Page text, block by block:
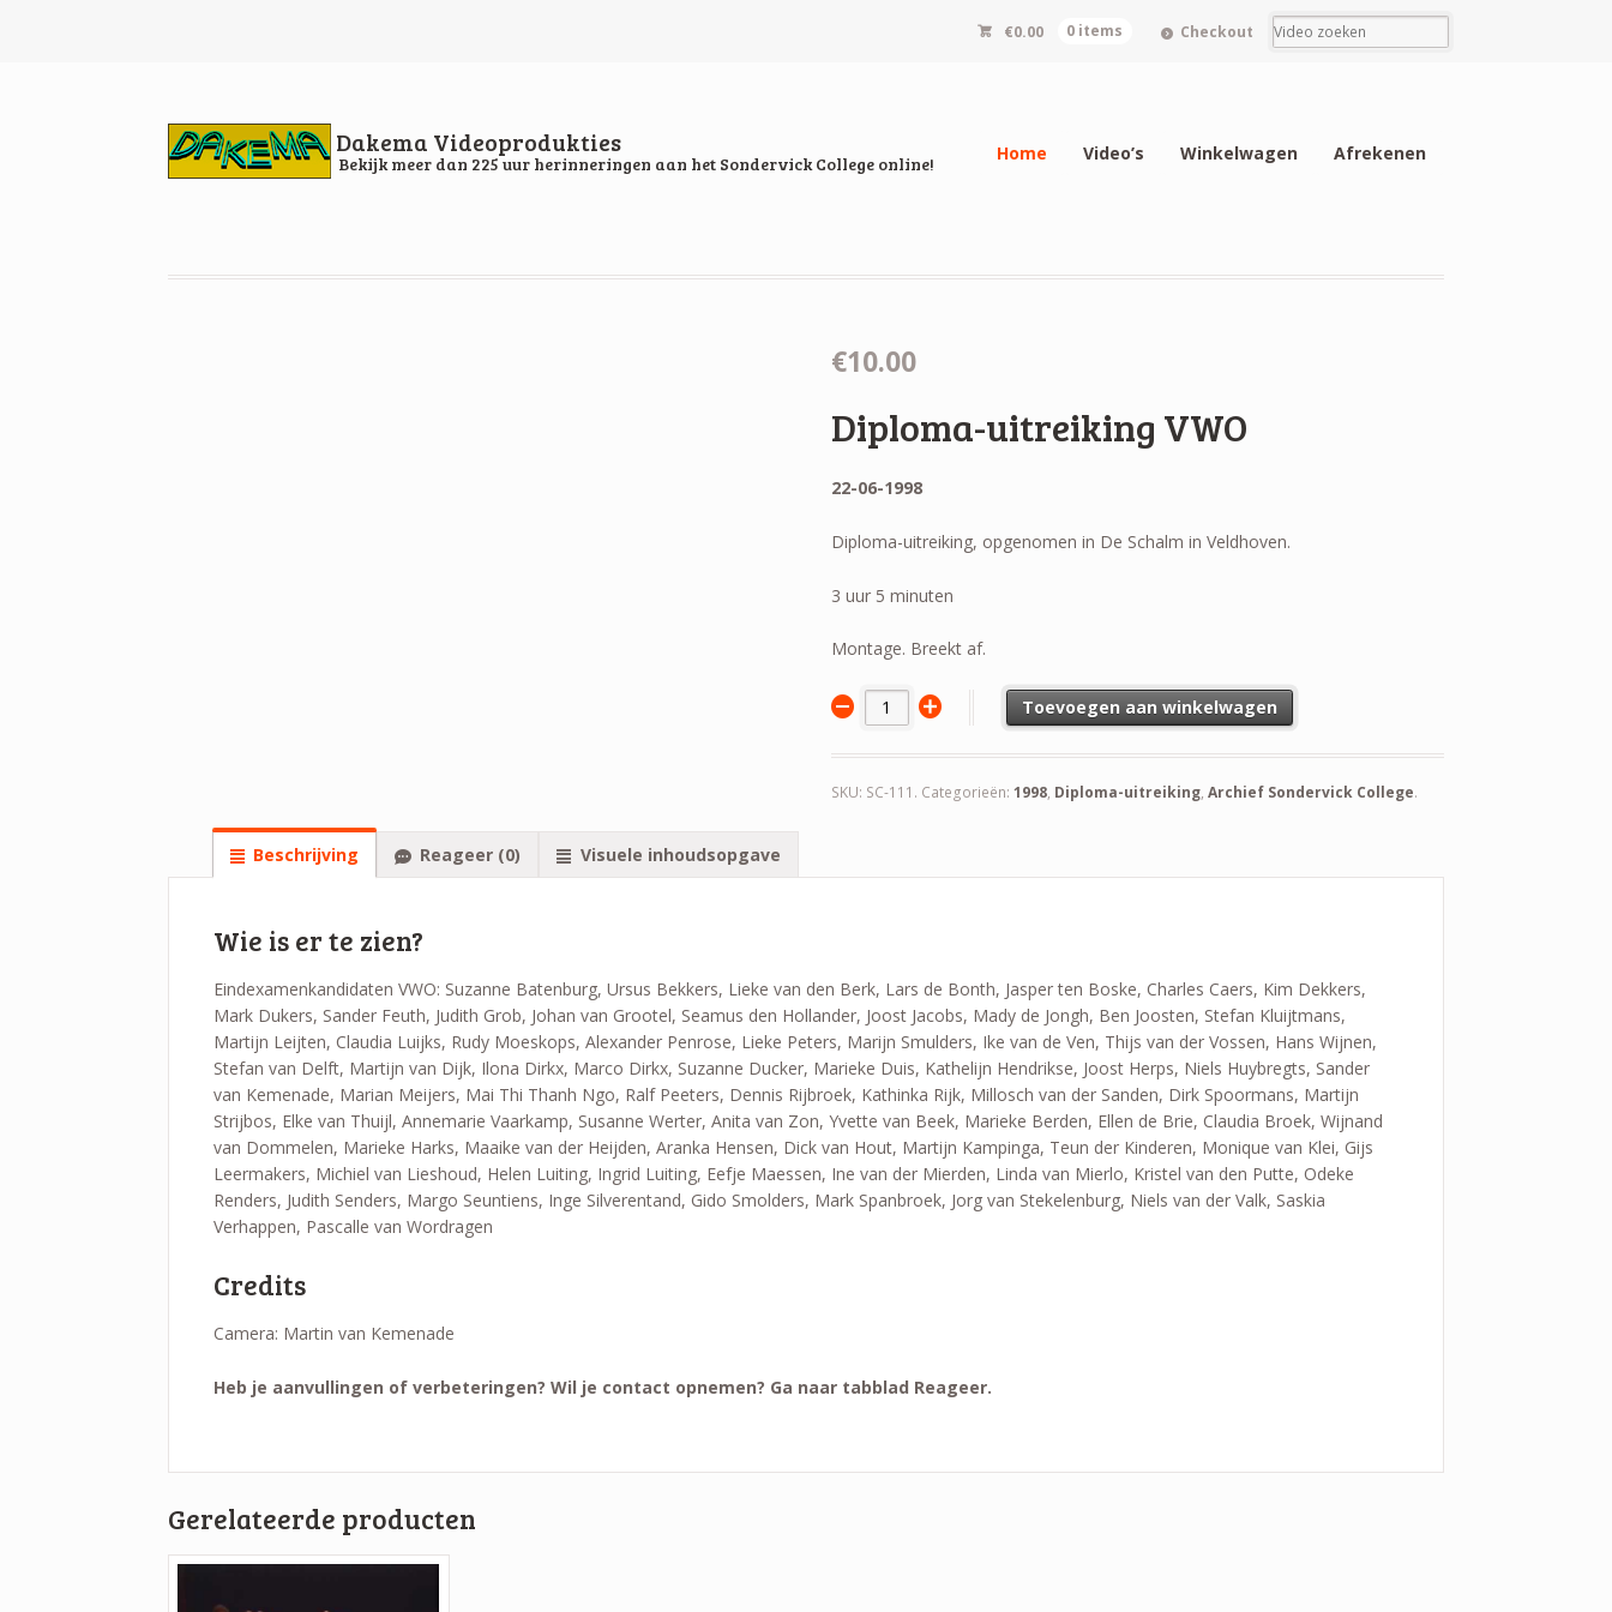
€0.00 0 items Checkout
Home Video’s Winkelwagen Afrekenen
Dakema Videoprodukties
Bekijk meer dan 225 uur herinneringen aan het Sondervick College online!
€10.00
Diploma-uitreiking VWO
22-06-1998
Diploma-uitreiking, opgenomen in De Schalm in Veldhoven.
3 uur 5 minuten
Montage. Breekt af.
Toevoegen aan winkelwagen
SKU: SC-111 . Categorieën:1998, Diploma-uitreiking,Archief Sondervick College.
Beschrijving Reageer (0) Visuele inhoudsopgave
Wie is er te zien?
Eindexamenkandidaten VWO: Suzanne Batenburg, Ursus Bekkers, Lieke van den Berk, Lars de Bonth, Jasper ten Boske, Charles Caers, Kim Dekkers,
Mark Dukers, Sander Feuth, Judith Grob, Johan van Grootel, Seamus den Hollander, Joost Jacobs, Mady de Jongh, Ben Joosten, Stefan Kluijtmans,
Martijn Leijten, Claudia Luijks, Rudy Moeskops, Alexander Penrose, Lieke Peters, Marijn Smulders, Ike van de Ven, Thijs van der Vossen, Hans Wijnen,
Stefan van Delft, Martijn van Dijk, Ilona Dirkx, Marco Dirkx, Suzanne Ducker, Marieke Duis, Kathelijn Hendrikse, Joost Herps, Niels Huybregts, Sander
van Kemenade, Marian Meijers, Mai Thi Thanh Ngo, Ralf Peeters, Dennis Rijbroek, Kathinka Rijk, Millosch van der Sanden, Dirk Spoormans, Martijn
Strijbos, Elke van Thuijl, Annemarie Vaarkamp, Susanne Werter, Anita van Zon, Yvette van Beek, Marieke Berden, Ellen de Brie, Claudia Broek, Wijnand
van Dommelen, Marieke Harks, Maaike van der Heijden, Aranka Hensen, Dick van Hout, Martijn Kampinga, Teun der Kinderen, Monique van Klei, Gijs
Leermakers, Michiel van Lieshoud, Helen Luiting, Ingrid Luiting, Eefje Maessen, Ine van der Mierden, Linda van Mierlo, Kristel van den Putte, Odeke
Renders, Judith Senders, Margo Seuntiens, Inge Silverentand, Gido Smolders, Mark Spanbroek, Jorg van Stekelenburg, Niels van der Valk, Saskia
Verhappen, Pascalle van Wordragen
Credits
Camera: Martin van Kemenade
Heb je aanvullingen of verbeteringen? Wil je contact opnemen? Ga naar tabblad Reageer.
Gerelateerde producten